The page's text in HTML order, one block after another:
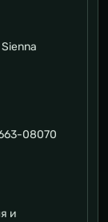
08070
и